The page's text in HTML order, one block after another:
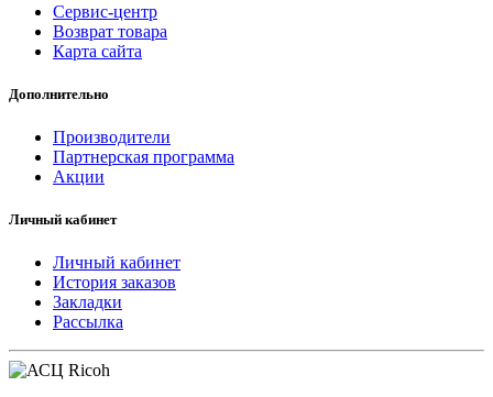
Сервис-центр
Возврат товара
Карта сайта
Дополнительно
Производители
Партнерская программа
Акции
Личный кабинет
Личный кабинет
История заказов
Закладки
Рассылка